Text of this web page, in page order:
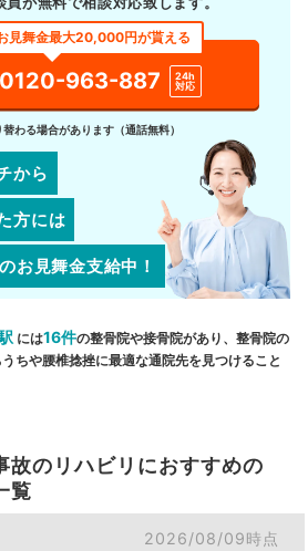
見舞金最大20,000円が貰える
0120-963-887
24h
対応
わる場合があります（通話無料）
から
方には
のお見舞金支給中！
には16件の整骨院や接骨院があり、整骨院の
ちや腰椎捻挫に最適な通院先を見つけること
故のリハビリにおすすめの
覧
2026/08/09時点